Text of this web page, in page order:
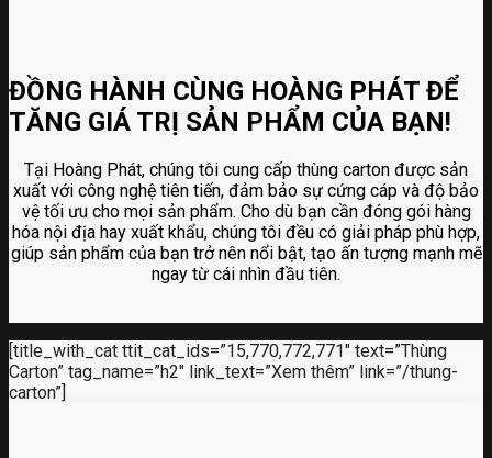
ĐỒNG HÀNH CÙNG HOÀNG PHÁT ĐỂ
TĂNG GIÁ TRỊ SẢN PHẨM CỦA BẠN!
Tại Hoàng Phát, chúng tôi cung cấp thùng carton được sản
xuất với công nghệ tiên tiến, đảm bảo sự cứng cáp và độ bảo
vệ tối ưu cho mọi sản phẩm. Cho dù bạn cần đóng gói hàng
hóa nội địa hay xuất khẩu, chúng tôi đều có giải pháp phù hợp,
giúp sản phẩm của bạn trở nên nổi bật, tạo ấn tượng mạnh mẽ
ngay từ cái nhìn đầu tiên.
[title_with_cat ttit_cat_ids=”15,770,772,771″ text=”Thùng
Carton” tag_name=”h2″ link_text=”Xem thêm” link=”/thung-
carton”]